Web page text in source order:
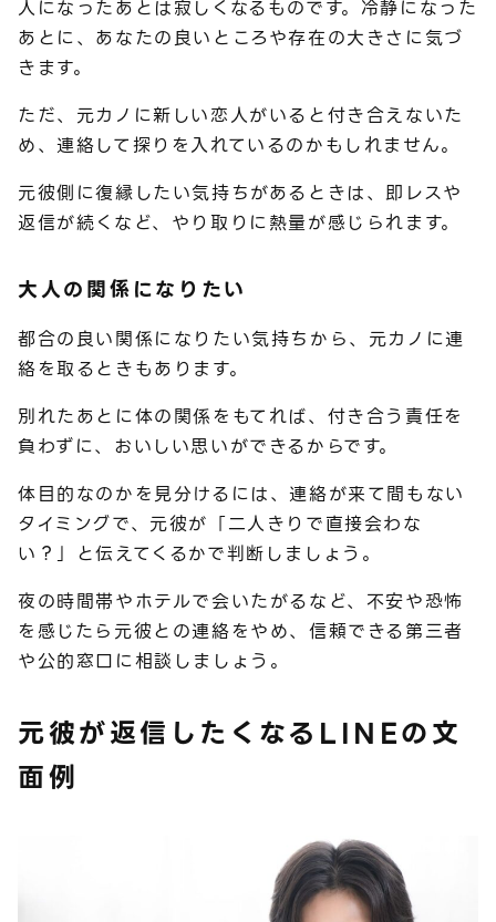
人になったあとは寂しくなるものです。冷静になった
あとに、あなたの良いところや存在の大きさに気づ
きます。
ただ、元カノに新しい恋人がいると付き合えないた
め、連絡して探りを入れているのかもしれません。
元彼側に復縁したい気持ちがあるときは、即レスや
返信が続くなど、やり取りに熱量が感じられます。
大人の関係になりたい
都合の良い関係になりたい気持ちから、元カノに連
絡を取るときもあります。
別れたあとに体の関係をもてれば、付き合う責任を
負わずに、おいしい思いができるからです。
体目的なのかを見分けるには、連絡が来て間もない
タイミングで、元彼が「二人きりで直接会わな
い？」と伝えてくるかで判断しましょう。
夜の時間帯やホテルで会いたがるなど、不安や恐怖
を感じたら元彼との連絡をやめ、信頼できる第三者
や公的窓口に相談しましょう。
元彼が返信したくなるLINEの文
面例